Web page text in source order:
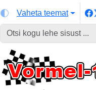
Vaheta teemat